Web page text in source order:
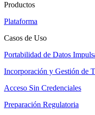
Productos
Plataforma
Casos de Uso
Portabilidad de Datos
Incorporación y Gestión de
Acceso Sin Credenciales
Preparación Regulatoria